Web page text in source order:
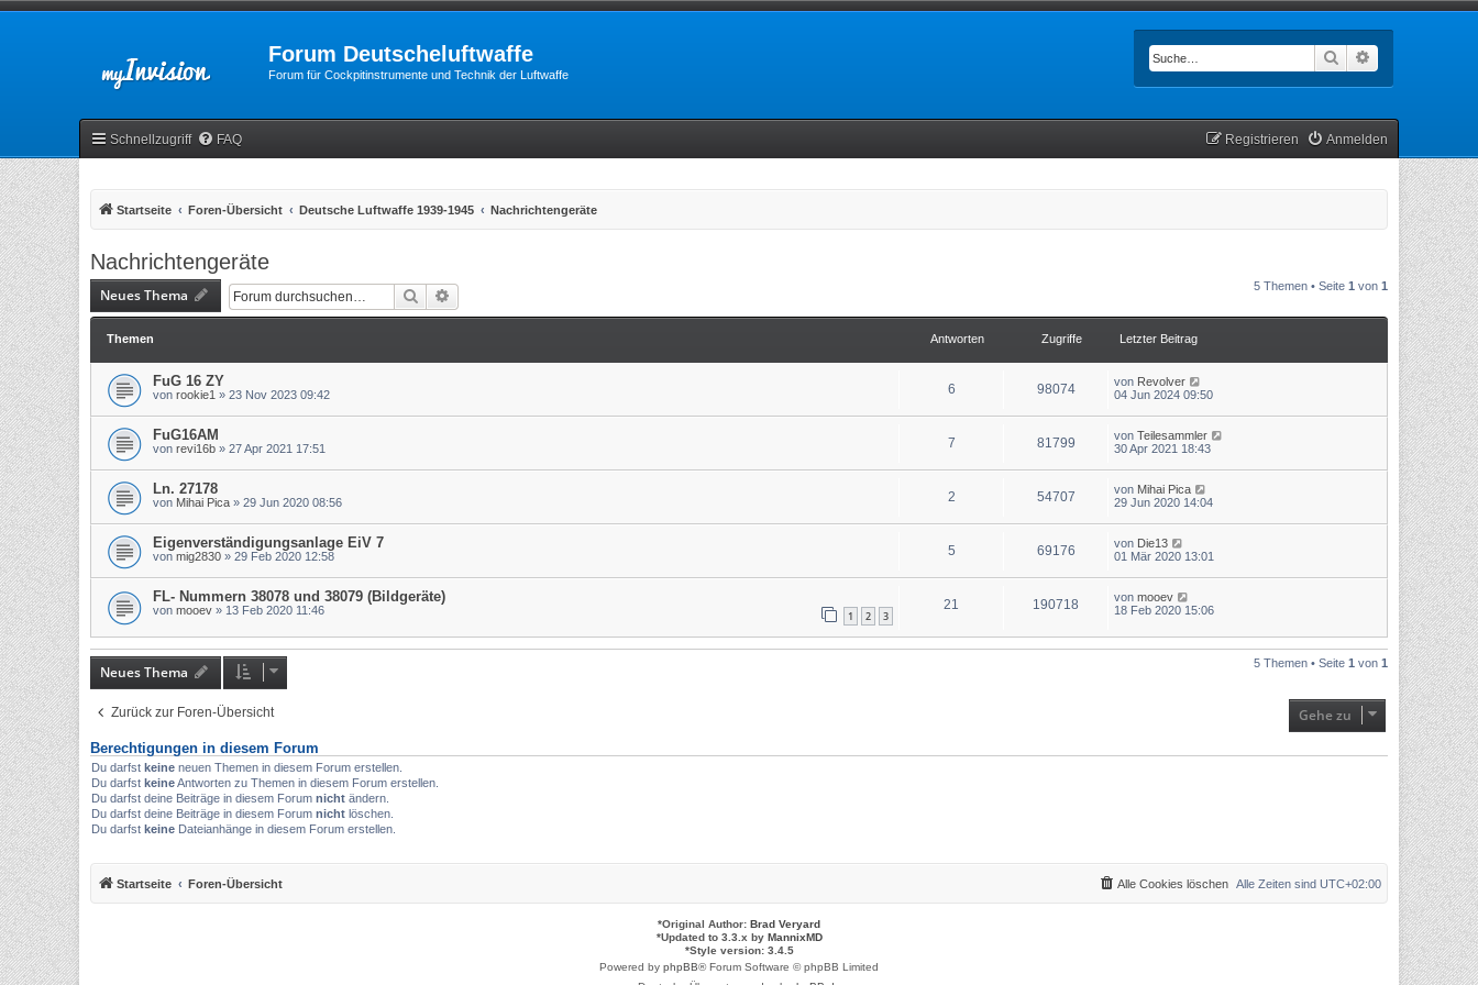
Forum Deutscheluftwaffe
Forum für Cockpitinstrumente und Technik der Luftwaffe
Suche
Schnellzugriff FAQ Anmelden
Registrieren
Startseite Foren-Übersicht Deutsche Luftwaffe 1939-1945 Nachrichtengeräte
Nachrichtengeräte
Neues Thema Suche 5 Themen • Seite 1 von 1
Themen Antworten Zugriffe Letzter Beitrag
FuG 16 ZY
von rookie1 » 23 Nov 2023 09:42 6 98074 von Revolver
04 Jun 2024 09:50
FuG16AM
von revi16b » 27 Apr 2021 17:51 7 81799 von Teilesammler
30 Apr 2021 18:43
Ln. 27178
von Mihai Pica » 29 Jun 2020 08:56 2 54707 von Mihai Pica
29 Jun 2020 14:04
Eigenverständigungsanlage EiV 7
von mig2830 » 29 Feb 2020 12:58 5 69176 von Die13
01 Mär 2020 13:01
FL- Nummern 38078 und 38079 (Bildgeräte)
von mooev » 13 Feb 2020 11:46 1 2 3
21 190718 von mooev
18 Feb 2020 15:06
Neues Thema 5 Themen • Seite 1 von 1
Zurück zur Foren-Übersicht Gehe zu
Berechtigungen in diesem Forum
Du darfst keine neuen Themen in diesem Forum erstellen.
Du darfst keineAntworten zu Themen in diesem Forum erstellen.
Du darfst deine Beiträge in diesem Forum nicht ändern.
Du darfst deine Beiträge in diesem Forum nicht löschen.
Du darfst keine Dateianhänge in diesem Forum erstellen.
Startseite Foren-Übersicht Alle Zeiten sind UTC+02:00
Alle Cookies löschen
*Original Author: Brad Veryard
*Updated to 3.3.x by MannixMD
*Style version: 3.4.5
Powered by phpBB® Forum Software © phpBB Limited